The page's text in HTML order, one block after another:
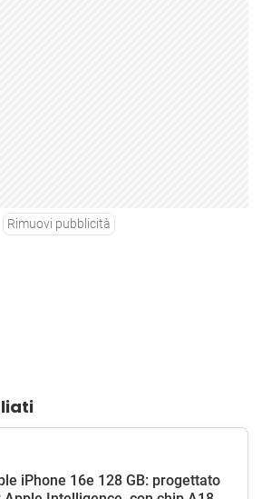
Rimuovi pubblicità
iPhone 16e 128 GB: progettato